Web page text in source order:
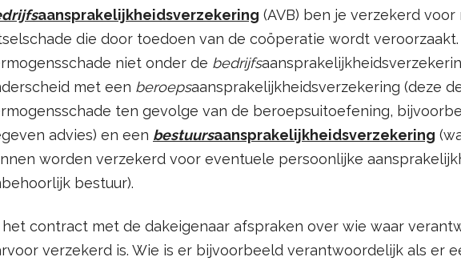
aansprakelijkheidsverzekering (AVB) ben je verzekerd
die door toedoen van de coöperatie wordt
niet onder de bedrijfs
met een beroepsaansprakelijkheidsverzekering (deze
ten gevolge van de beroepsuitoefening,
advies) en een bestuursaansprakelijkheidsverzekering
worden verzekerd voor eventuele persoonlijke
bestuur).
het contract met de dakeigenaar afspraken over wie waar
verzekerd is. Wie is er bijvoorbeeld verantwoordelijk als er